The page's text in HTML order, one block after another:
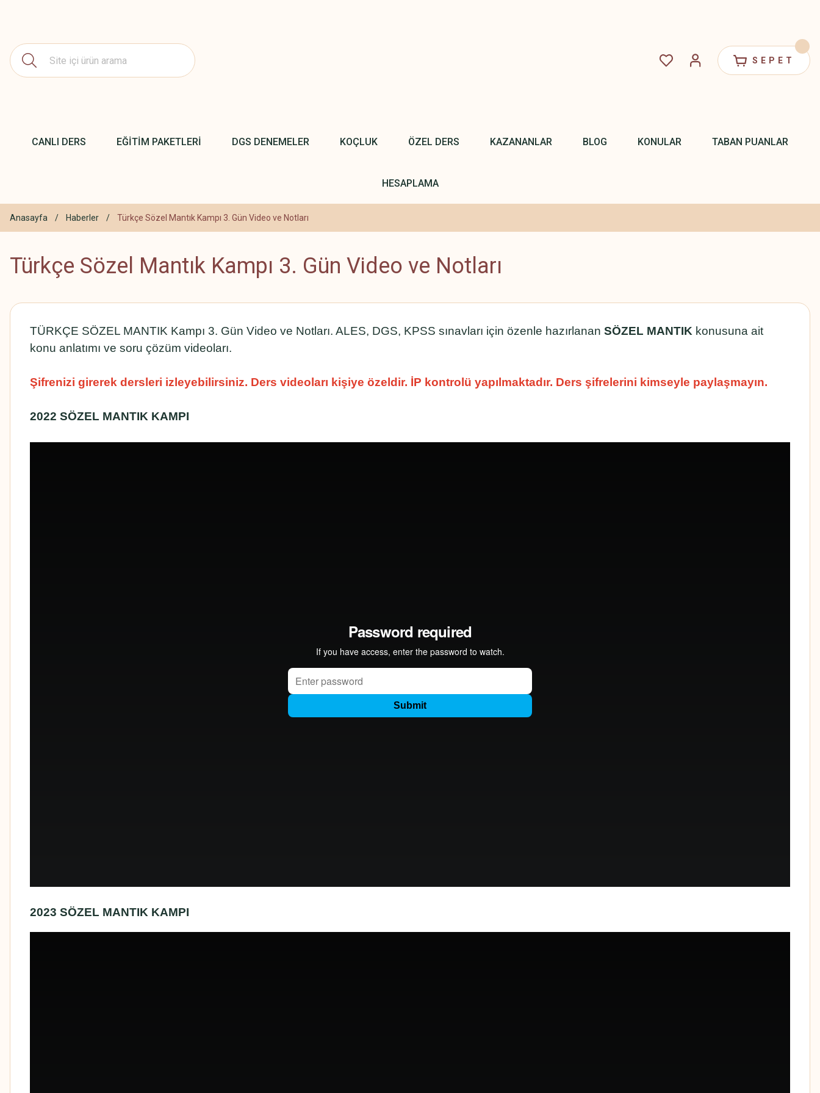
SEPET
CANLI DERS EĞİTİM PAKETLERİ DGS DENEMELER KOÇLUK ÖZEL DERS KAZANANLAR BLOG KONULAR TABAN PUANLAR
HESAPLAMA
Anasayfa Haberler Türkçe Sözel Mantık Kampı 3. Gün Video ve Notları
Türkçe Sözel Mantık Kampı 3. Gün Video ve Notları
TÜRKÇE SÖZEL MANTIK Kampı 3. Gün Video ve Notları. ALES, DGS, KPSS sınavları için özenle hazırlanan SÖZEL MANTIK konusuna ait
konu anlatımı ve soru çözüm videoları.
Şifrenizi girerek dersleri izleyebilirsiniz. Ders videoları kişiye özeldir. İP kontrolü yapılmaktadır. Ders şifrelerini kimseyle paylaşmayın.
2022 SÖZEL MANTIK KAMPI
2023 SÖZEL MANTIK KAMPI